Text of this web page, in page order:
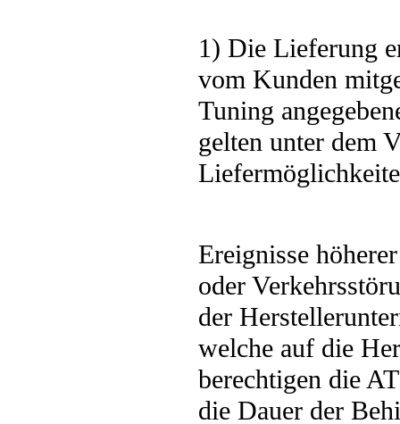
1) Die Lieferung
vom Kunden
Tuning
gelten unter dem
Ereignisse
oder
der
welche auf die
berechtigen die
die Dauer der